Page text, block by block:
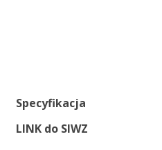
Specyfikacja
LINK do SIWZ